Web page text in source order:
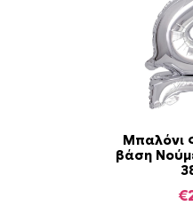
Μπαλόνι
βάση
€